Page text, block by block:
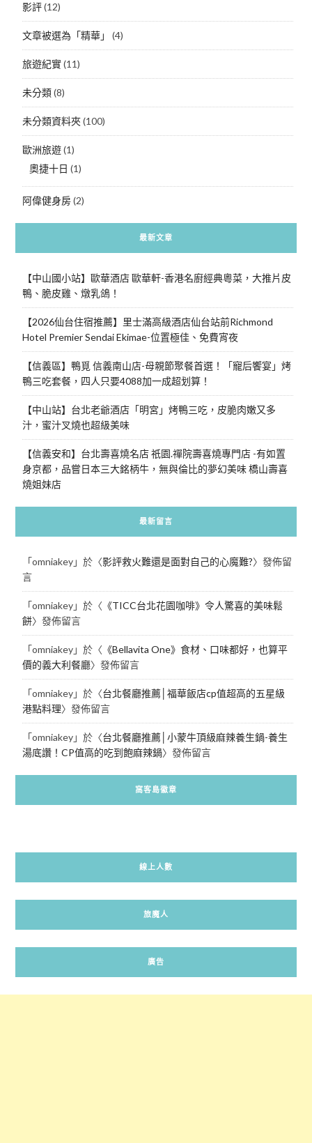
影評(12)
文章被選為「精華」 (4)
旅遊紀實(11)
未分類(8)
未分類資料夾(100)
歐洲旅遊(1)
奧捷十日 (1)
阿偉健身房(2)
最新文章
【中山國小站】歐華酒店 歐華軒-香港名廚經典粵菜，大推片皮
鴨、脆皮雞、燉乳鴿！
【2026仙台住宿推薦】里士滿高級酒店仙台站前Richmond
Hotel Premier Sendai Ekimae-位置極佳、免費宵夜
【信義區】鴨覓 信義南山店-母親節聚餐首選！「寵后饗宴」烤
鴨三吃套餐，四人只要4088加一成超划算！
【中山站】台北老爺酒店「明宮」烤鴨三吃，皮脆肉嫩又多
汁，蜜汁叉燒也超級美味
【信義安和】台北壽喜燒名店 祇園.禪院壽喜燒專門店 -有如置
身京都，品嘗日本三大銘柄牛，無與倫比的夢幻美味 橋山壽喜
燒姐妹店
最新留言
「omniakey」於〈影評救火難還是面對自己的心魔難?〉發佈留
言
「omniakey」於〈 《TICC台北花園咖啡》令人驚喜的美味鬆
餅〉發佈留言
「omniakey」於〈 《Bellavita One》食材、口味都好，也算平
價的義大利餐廳〉發佈留言
「omniakey」於〈台北餐廳推薦│福華飯店cp值超高的五星級
港點料理〉發佈留言
「omniakey」於〈台北餐廳推薦│小蒙牛頂級麻辣養生鍋-養生
湯底讚！CP值高的吃到飽麻辣鍋〉發佈留言
窩客島徽章
線上人數
旅魔人
廣告